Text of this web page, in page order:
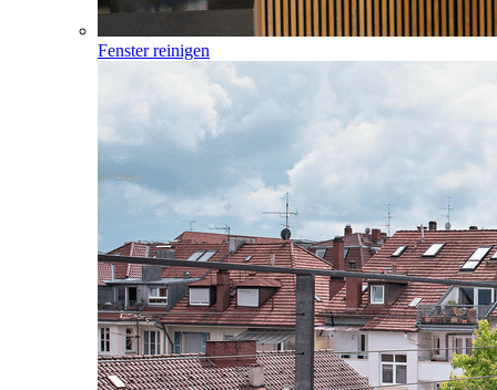
Fenster reinigen